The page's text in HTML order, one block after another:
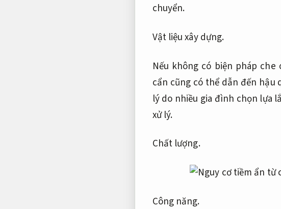
chuyển.
Vật liệu xây dựng.
Nếu không có biện pháp
cẩn cũng có thể dẫn đến hậu
lý do nhiều gia đình chọn lựa
xử lý.
Chất lượng.
Công năng.